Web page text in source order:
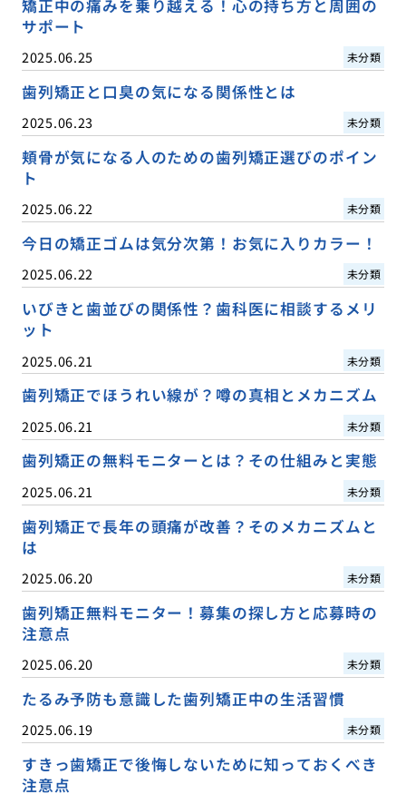
矯正中の痛みを乗り越える！心の持ち方と周囲の
サポート
2025.06.25 未分類
歯列矯正と口臭の気になる関係性とは
2025.06.23 未分類
頬骨が気になる人のための歯列矯正選びのポイン
ト
2025.06.22 未分類
今日の矯正ゴムは気分次第！お気に入りカラー！
2025.06.22 未分類
いびきと歯並びの関係性？歯科医に相談するメリ
ット
2025.06.21 未分類
歯列矯正でほうれい線が？噂の真相とメカニズム
2025.06.21 未分類
歯列矯正の無料モニターとは？その仕組みと実態
2025.06.21 未分類
歯列矯正で長年の頭痛が改善？そのメカニズムと
は
2025.06.20 未分類
歯列矯正無料モニター！募集の探し方と応募時の
注意点
2025.06.20 未分類
たるみ予防も意識した歯列矯正中の生活習慣
2025.06.19 未分類
すきっ歯矯正で後悔しないために知っておくべき
注意点